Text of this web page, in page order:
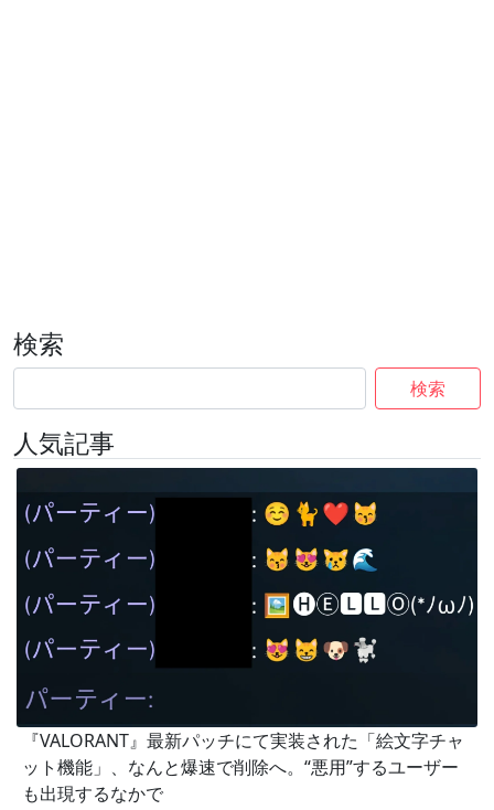
検索
検索
人気記事
『VALORANT』最新パッチにて実装された「絵文字チャ
ット機能」、なんと爆速で削除へ。“悪用”するユーザー
も出現するなかで